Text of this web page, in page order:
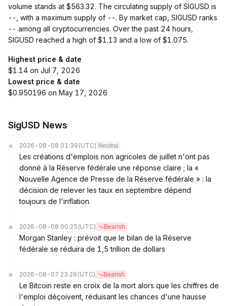
volume stands at $563.32. The circulating supply of SIGUSD is
--, with a maximum supply of --. By market cap, SIGUSD ranks
-- among all cryptocurrencies. Over the past 24 hours,
SIGUSD reached a high of $1.13 and a low of $1.075.
Highest price & date
$1.14 on Jul 7, 2026
Lowest price & date
$0.950196 on May 17, 2026
SigUSD News
2026-08-08 01:39 (UTC) Neutral
Les créations d'emplois non agricoles de juillet n'ont pas
donné à la Réserve fédérale une réponse claire ; la «
Nouvelle Agence de Presse de la Réserve fédérale » : la
décision de relever les taux en septembre dépend
toujours de l'inflation.
2026-08-08 00:25 (UTC) Bearish
Morgan Stanley : prévoit que le bilan de la Réserve
fédérale se réduira de 1,5 trillion de dollars
2026-08-07 23:28 (UTC) Bearish
Le Bitcoin reste en croix de la mort alors que les chiffres de
l'emploi déçoivent, réduisant les chances d'une hausse